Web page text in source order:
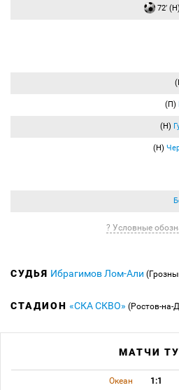
72′ (Н)
(П)
(Н)
(Н)
? Условные
СУДЬЯ Ибрагимов Лом-Али
СТАДИОН «СКА СКВО» (Ростов-на-
МАТЧИ
Океан 1:1